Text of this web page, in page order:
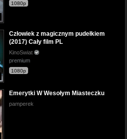
1080p
Człowiek z magicznym pudełkiem
(2017) Cały film PL
KinoSwiat
premium
1080p
Emerytki W Wesołym Miasteczku
pamperek